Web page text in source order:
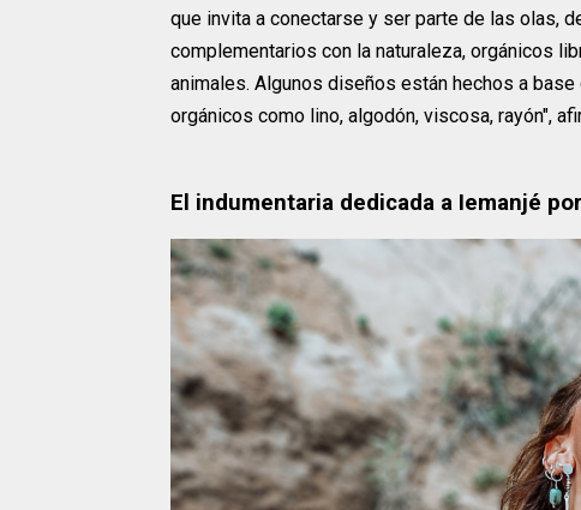
que invita a conectarse y ser parte de las olas,
complementarios con la naturaleza, orgánicos
animales. Algunos diseños están hechos a
orgánicos como lino, algodón, viscosa, rayón",
El indumentaria dedicada a Iemanjé